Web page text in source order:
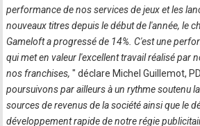
performance de nos services de jeux et les
nouveaux titres depuis le début de l'année, le
Gameloft a progressé de 14%. C'est une
qui met en valeur l'excellent travail réalisé par
nos franchises," déclare Michel Guillemot,
poursuivons par ailleurs à un rythme soutenu
sources de revenus de la société ainsi que le
développement rapide de notre régie